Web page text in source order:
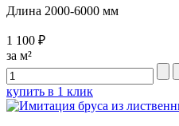
Длина 2000-6000 мм
1 100 ₽
за м²
купить в 1 клик